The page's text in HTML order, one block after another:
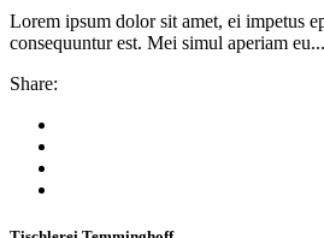
Lorem ipsum dolor sit amet, ei impetus
consequuntur est. Mei simul aperiam
Share: